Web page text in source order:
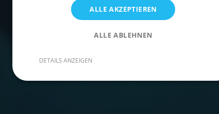
ALLE AKZEPTIEREN
ALLE ABLEHNEN
DETAILS ANZEIGEN